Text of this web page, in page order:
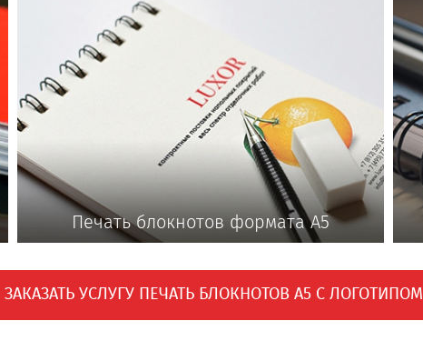
Печать блокнотов формата А5
ЗАКАЗАТЬ УСЛУГУ ПЕЧАТЬ БЛОКНОТОВ А5 С ЛОГОТИПОМ